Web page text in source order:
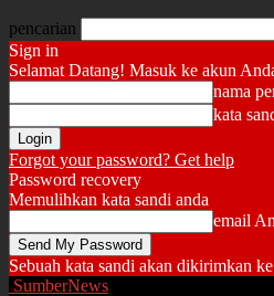
pencarian
Sign in
Selamat Datang! Masuk ke akun
nama
kata
Forgot your password? Get help
Password recovery
Memulihkan kata sandi anda
email
Sebuah kata sandi akan dikirimkan
SumberNews